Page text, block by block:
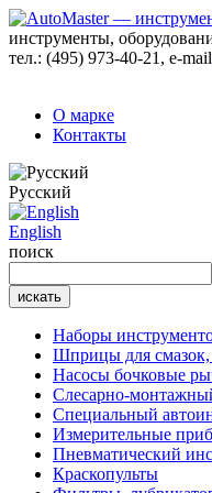
инструменты,
тел.: (495) 973-40-21 , e-
О марке
Контакты
Русский
English
поиск
Наборы
Шприцы для смазок,
Насосы бочковые
Слесарно-
Специальный
Измерительные
Пневматический
Краскопульты